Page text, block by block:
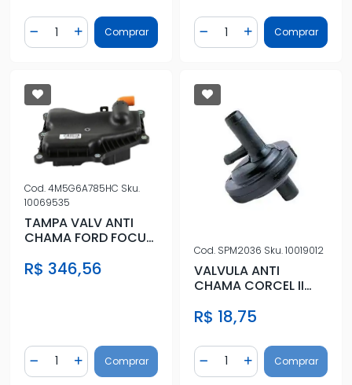
Diminuir Quantidade
Quantidade
Adicionar Quantidade
Comprar Diminuir Quantidade
Quantidade
AdicionarComprar
Cod.4M5G6A785HC Sku.
10069535
TAMPA VALV ANTI
CHAMA FORD FOCUS
DIANTE
R$ 346,56
Diminuir Quantidade
Quantidade
Adicionar Quantidade
Comprar
Cod. SPM2036 Sku.10019012
VALVULA ANTI
CHAMA CORCEL II
R$ 18,75
Diminuir Quantidade
Quantidade
AdicionarComprar